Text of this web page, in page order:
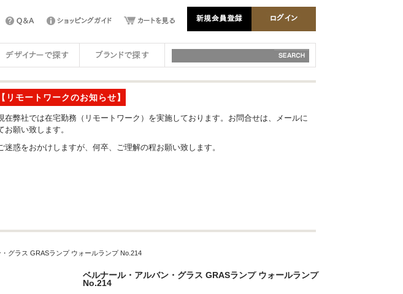
【リモートワークのお知らせ】
在弊社では在宅勤務（リモートワーク）を実施しております。お問合せは、メールに
お願い致します。
迷惑をおかけしますが、何卒、ご理解の程お願い致します。
グラス GRASランプ ウォールランプ No.214
ベルナール・アルバン・グラス GRASランプ ウォールランプ
No.214